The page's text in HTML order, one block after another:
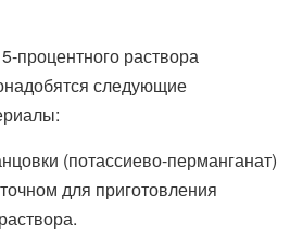
процентного раствора
следующие
(потассиево-перманганат)
для приготовления